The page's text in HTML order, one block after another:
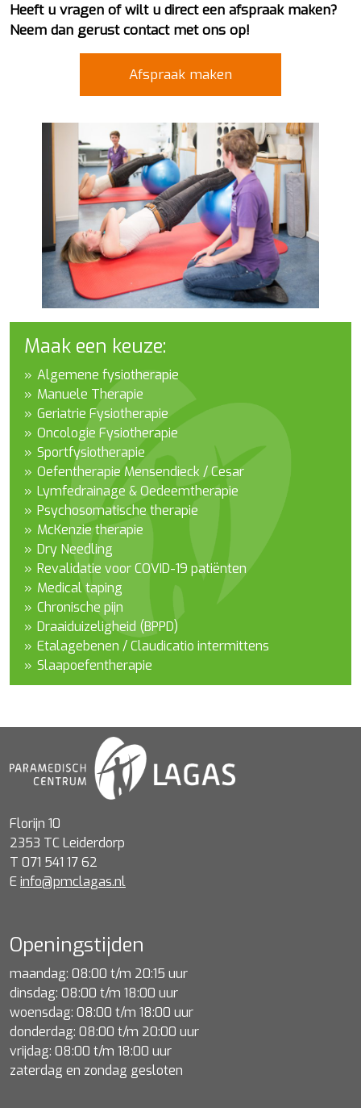
Heeft u vragen of wilt u direct een afspraak maken?
Neem dan gerust contact met ons op!
Afspraak maken
Maak een keuze:
Algemene fysiotherapie
Manuele Therapie
Geriatrie Fysiotherapie
Oncologie Fysiotherapie
Sportfysiotherapie
Oefentherapie Mensendieck / Cesar
Lymfedrainage & Oedeemtherapie
Psychosomatische therapie
McKenzie therapie
Dry Needling
Revalidatie voor COVID-19 patiënten
Medical taping
Chronische pijn
Draaiduizeligheid (BPPD)
Etalagebenen / Claudicatio intermittens
Slaapoefentherapie
Florijn 10
2353 TC Leiderdorp
T 071 541 17 62
Einfo@pmclagas.nl
Openingstijden
maandag: 08:00 t/m 20:15 uur
dinsdag: 08:00 t/m 18:00 uur
woensdag: 08:00 t/m 18:00 uur
donderdag: 08:00 t/m 20:00 uur
vrijdag: 08:00 t/m 18:00 uur
zaterdag en zondag gesloten